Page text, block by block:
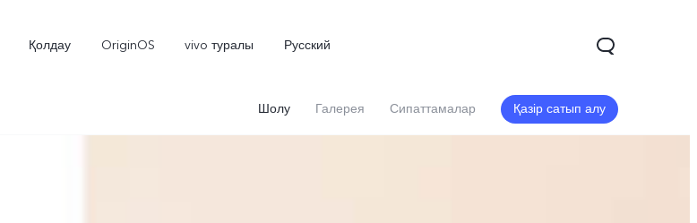
Қолдау OriginOS vivo туралы Русский
Шолу Галерея Сипаттамалар Қазір сатып алу